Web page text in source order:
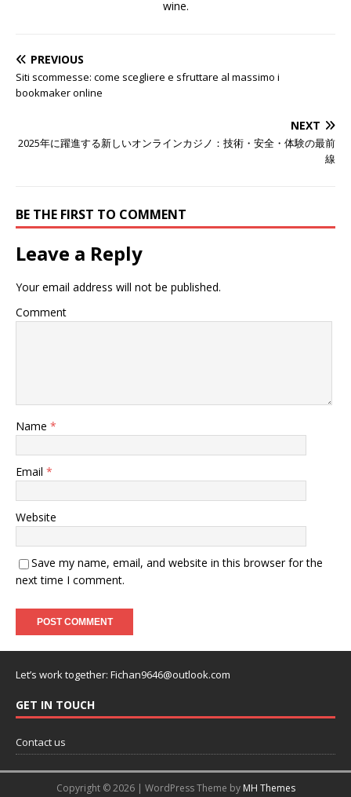
wine.
PREVIOUS
Siti scommesse: come scegliere e sfruttare al massimo i
bookmaker online
NEXT
2025年に躍進する新しいオンラインカジノ：技術・安全・体験の最前
線
BE THE FIRST TO COMMENT
Leave a Reply
Your email address will not be published.
Comment
Name *
Email *
Website
Save my name, email, and website in this browser for the
next time I comment.
Let’s work together: Fichan9646@outlook.com
GET IN TOUCH
Contact us
Copyright © 2026 | WordPress Theme by MH Themes